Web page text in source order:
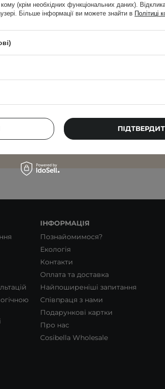
Cosibella
новинки краси –
пошти
повідомлень і обробку моїх
відповідно до
політики конфіденційності.
ІНФОРМАЦІЯ
Познайомимося?
Екологія
Контакти
Оплата та доставка
Найпоширеніші запитання
Співпраця з нами
Подарункові картки
Про нас
Cosibella Wholesale
(крім необхідних функціональних даних).
Більше інформації ви можете знайти в Політиці